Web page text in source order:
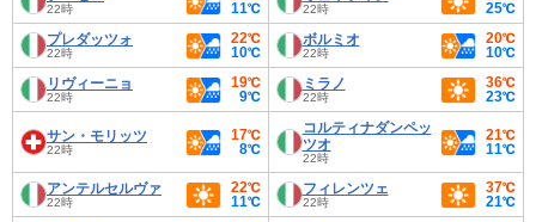
22時
11℃
22時
25℃
プレダッツォ
22時
22℃
10℃
ボルミオ
22時
20℃
10℃
リヴィーニョ
22時
19℃
9℃
ミラノ
22時
36℃
23℃
サン・モリッツ
22時
17℃
8℃
コルティナダンペッ
ツオ
22時
21℃
11℃
アンテルセルヴァ
22時
22℃
11℃
フィレンツェ
22時
37℃
21℃